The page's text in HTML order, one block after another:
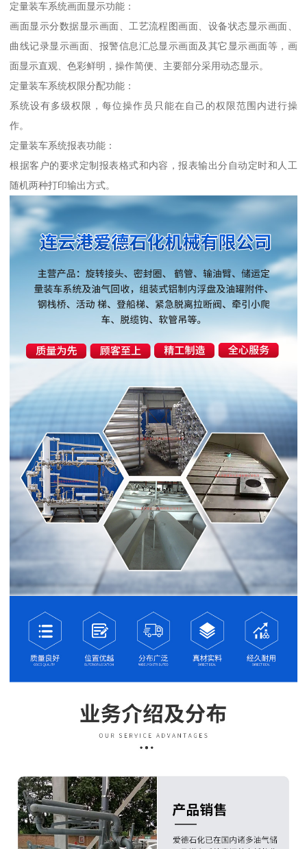
定量装车系统画面显示功能：
画面显示分数据显示画面、工艺流程图画面、设备状态显示画面、
曲线记录显示画面、报警信息汇总显示画面及其它显示画面等，画
面显示直观、色彩鲜明，操作简便、主要部分采用动态显示。
定量装车系统权限分配功能：
系统设有多级权限，每位操作员只能在自己的权限范围内进行操
作。
定量装车系统报表功能：
根据客户的要求定制报表格式和内容，报表输出分自动定时和人工
随机两种打印输出方式。